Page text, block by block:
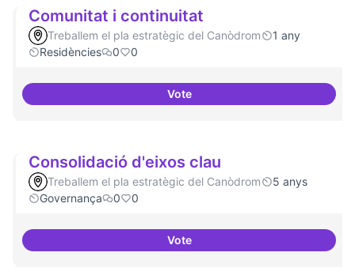
Comunitat i continuitat
Treballem el pla estratègic del Canòdrom
1 any
Residències
0 0
VoteComunitat i continuitat
Consolidació d'eixos clau
Treballem el pla estratègic del Canòdrom
5 anys
Governança
0 0
VoteConsolidació d'eixos clau